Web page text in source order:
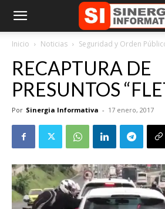
Inicio Noticias Seguridad y Orden
RECAPTURA DE
PRESUNTOS
Por Sinergia Informativa - 17 enero, 2017